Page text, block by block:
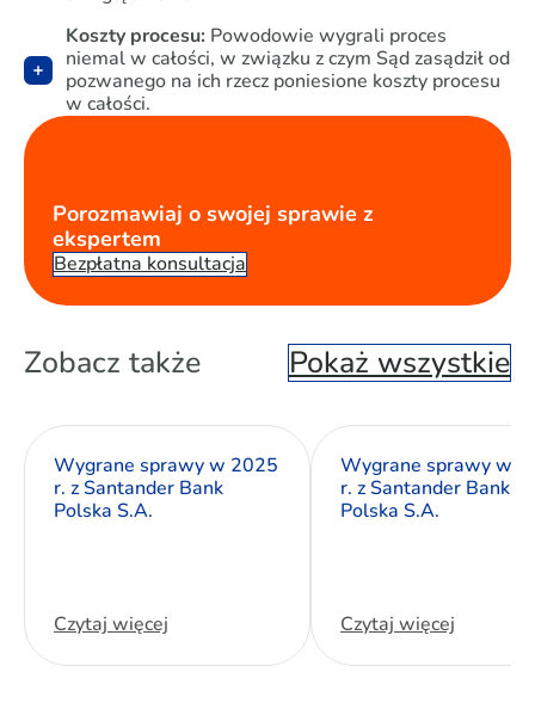
Koszty procesu: Powodowie wygrali proces
niemal w całości, w związku z czym Sąd zasądził od
pozwanego na ich rzecz poniesione koszty procesu
w całości.
Porozmawiaj o swojej sprawie z
ekspertem
Bezpłatna konsultacja
Zobacz także Pokaż wszystkie
Wygrane sprawy w 2025
r. z Santander Bank
Polska S.A.
Czytaj więcej
Wygrane sprawy w
r. z Santander Bank
Polska S.A.
Czytaj więcej